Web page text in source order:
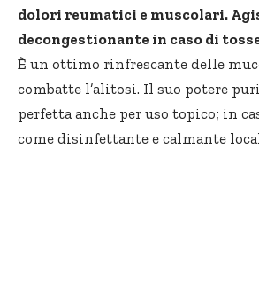
dolori reumatici e muscolari.
decongestionante in caso di
È un ottimo rinfrescante delle
combatte l’alitosi. Il suo potere
perfetta anche per uso topico; in
come disinfettante e calmante